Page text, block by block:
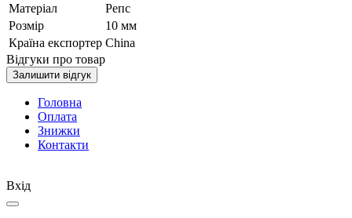
Матеріал
Репс
Розмір
10 мм
Країна експортер China
Відгуки про товар
Залишити відгук
Головна
Оплата
Знижки
Контакти
Вхід